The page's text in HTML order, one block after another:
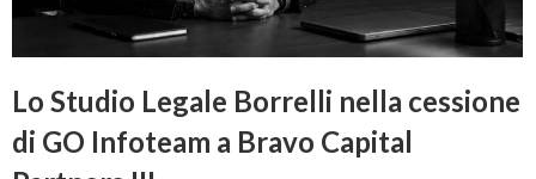
Lo Studio Legale Borrelli nella cessione
di GO Infoteam a Bravo Capital